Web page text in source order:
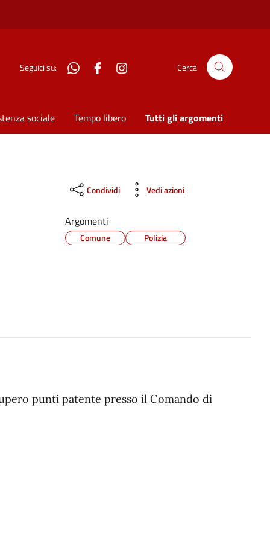
Seguici su: WhatsAppFacebook Cerca
sociale Tempo libero Tutti gli argomenti
Condividi Vedi azioni
Argomenti
Comune Polizia
punti patente presso il Comando di